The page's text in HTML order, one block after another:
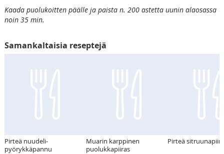
Kaada puolukoitten päälle ja paista n. 200 astetta uunin alaosassa
noin 35 min.
Samankaltaisia reseptejä
Pirteä nuudeli-
pyörykkäpannu
Muarin karppinen
puolukkapiiras
Pirteä